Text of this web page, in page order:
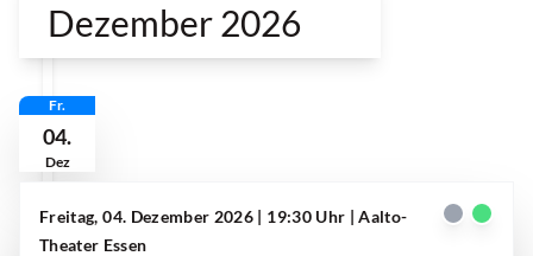
Dezember 2026
Fr.
04.
Dez
Freitag, 04. Dezember 2026 | 19:30 Uhr | Aalto-
Theater Essen